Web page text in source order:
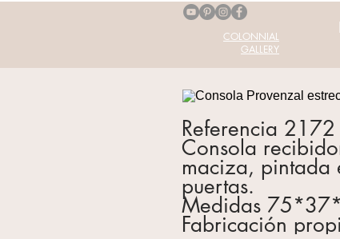
COLONNIAL
GALLERY
Referencia 2172
Consola
maciza, pintada
puertas.
Medidas
Fabricación